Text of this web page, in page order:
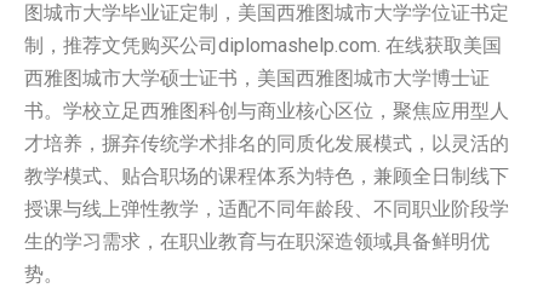
图城市大学‌‌‌‌‌‌‌‌‌‌‌‌‌‌‌‌‌‌‌‌‌‌‌‌‌‌‌毕业证定制，美国‌‌‌‌‌西雅图城市大学‌‌‌‌‌‌‌‌‌‌‌‌‌‌‌‌‌‌‌‌‌‌‌‌‌‌‌学位证书定
制，推荐文凭购买公司diplomashelp.com. 在线获取美国‌‌‌‌‌
西雅图城市大学‌‌‌‌‌‌‌‌‌‌‌‌‌‌‌‌‌‌‌‌‌‌‌‌‌‌‌硕士证书，美国‌‌‌‌‌西雅图城市大学‌‌‌‌‌‌‌‌‌‌‌‌‌‌‌‌‌‌‌‌‌‌‌‌‌‌‌博士证
书。学校立足西雅图科创与商业核心区位，聚焦应用型人
才培养，摒弃传统学术排名的同质化发展模式，以灵活的
教学模式、贴合职场的课程体系为特色，兼顾全日制线下
授课与线上弹性教学，适配不同年龄段、不同职业阶段学
生的学习需求，在职业教育与在职深造领域具备鲜明优
势。